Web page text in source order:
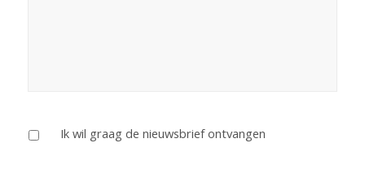
Ik wil graag de nieuwsbrief ontvangen